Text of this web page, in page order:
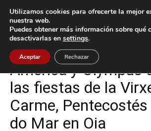
Inicio Cultura / Ocio
Cultura / Ocio Oia
América y Olympus
las fiestas de la
Carme,
do Mar en Oia
Utilizamos cookies para ofrecerte la mejor
nuestra web.
Puedes obtener más información sobre qué
desactivarlas en settings.
Aceptar Rechazar